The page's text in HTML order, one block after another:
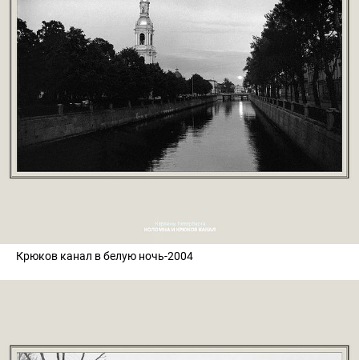
Крюков канал в белую ночь-2004